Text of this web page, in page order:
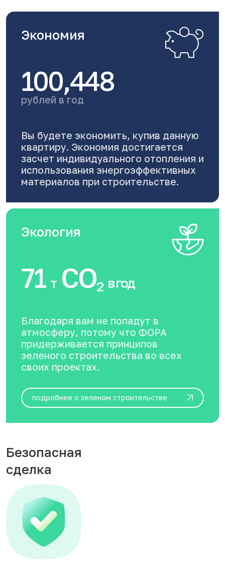
Экономия
100,448
рублей в год
Вы будете экономить, купив данную
квартиру. Экономия достигается
засчет индивидуального отопления и
использования энергоэффективных
материалов при строительстве.
Экология
71 тCO2 в год
Благодаря вам не попадут в
атмосферу, потому что ФОРА
придерживается принципов
зеленого строительства во всех
своих проектах.
подробнее о зеленом строительстве
Безопасная
сделка